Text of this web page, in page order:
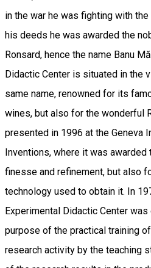
in the war he was fighting with
his deeds he was awarded the
Ronsard, hence the name Banu
Didactic Center is situated in the
same name, renowned for its
wines, but also for the wonderful
presented in 1996 at the Geneva
Inventions, where it was
finesse and refinement, but also
technology used to obtain it. In
Experimental Didactic Center
purpose of the practical training
research activity by the teaching